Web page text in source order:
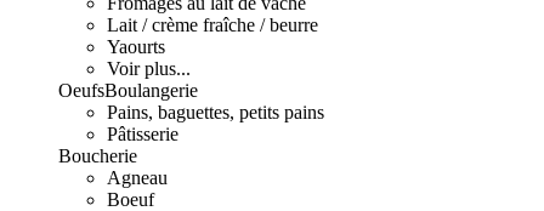
Lait / crème fraîche / beurre
Yaourts
Voir plus...
OeufsBoulangerie
Pains, baguettes, petits pains
Pâtisserie
Boucherie
Agneau
Boeuf